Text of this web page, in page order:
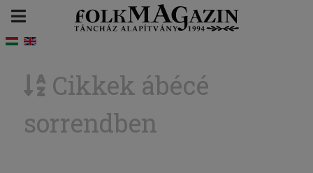
Cikkek ábécé
sorrendben